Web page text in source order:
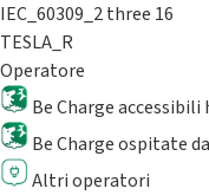
IEC_60309_2 three 16
TESLA_R
Operatore
Be Charge accessibili
Be Charge ospitate
Altri operatori